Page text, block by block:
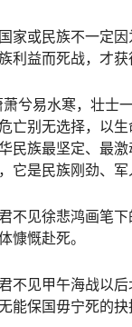
家或民族不一定
利益而死战，才获
萧兮易水寒，壮士
亡别无选择，以
民族最坚定、最
它是民族刚劲、军
见徐悲鸿画笔下
慷慨赴死。
见甲午海战以后
能保国毋宁死的抉